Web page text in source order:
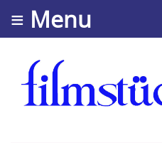
≡ Menu